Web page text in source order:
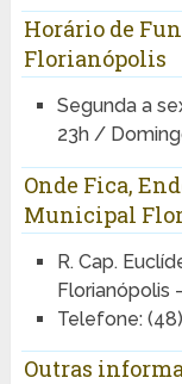
Horário de
Florianópolis
Segunda a
23h /
Onde Fica,
Municipal
R. Cap.
Florianópolis
Telefone:
Outras